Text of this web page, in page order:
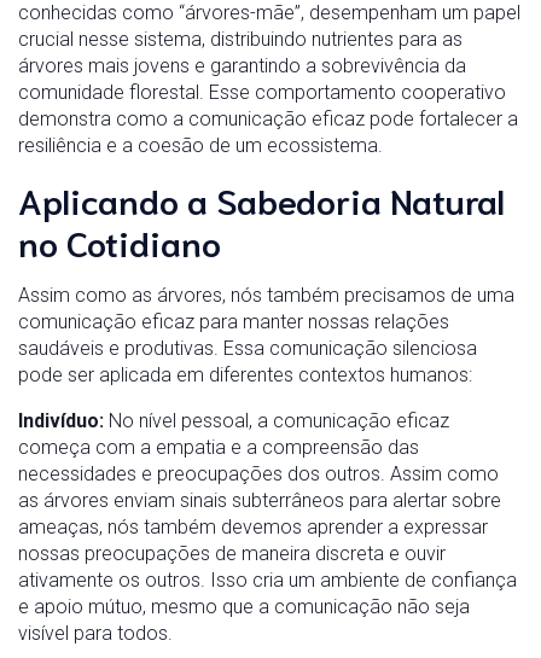
conhecidas como “árvores-mãe”, desempenham um papel
crucial nesse sistema, distribuindo nutrientes para as
árvores mais jovens e garantindo a sobrevivência da
comunidade florestal. Esse comportamento cooperativo
demonstra como a comunicação eficaz pode fortalecer a
resiliência e a coesão de um ecossistema.
Aplicando a Sabedoria Natural
no Cotidiano
Assim como as árvores, nós também precisamos de uma
comunicação eficaz para manter nossas relações
saudáveis e produtivas. Essa comunicação silenciosa
pode ser aplicada em diferentes contextos humanos:
Indivíduo: No nível pessoal, a comunicação eficaz
começa com a empatia e a compreensão das
necessidades e preocupações dos outros. Assim como
as árvores enviam sinais subterrâneos para alertar sobre
ameaças, nós também devemos aprender a expressar
nossas preocupações de maneira discreta e ouvir
ativamente os outros. Isso cria um ambiente de confiança
e apoio mútuo, mesmo que a comunicação não seja
visível para todos.